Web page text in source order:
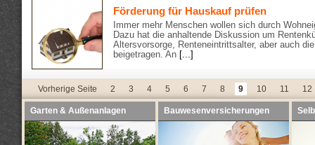
Förderung für Hauskauf prüfen
Immer mehr Menschen wollen sich durch
Dazu hat die anhaltende Diskussion um
Altersvorsorge, Renteneintrittsalter, aber auch
beigetragen. An
[...]
Vorherige Seite 2 3 4 5 6 7 8 9 10 11 12
Garten & Außenanlagen Bauwesenversicherungen